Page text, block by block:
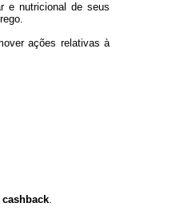
e nutricional de seus
ações relativas à
cashback.